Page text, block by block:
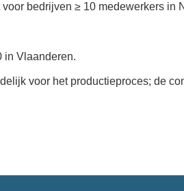
bedrijven ≥ 10 medewerkers in
in Vlaanderen.
voor het productieproces; de